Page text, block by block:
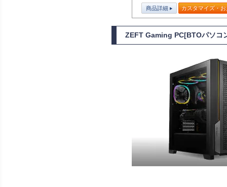
商品詳細 カスタマイズ・
ZEFT Gaming PC[BTOパソコ